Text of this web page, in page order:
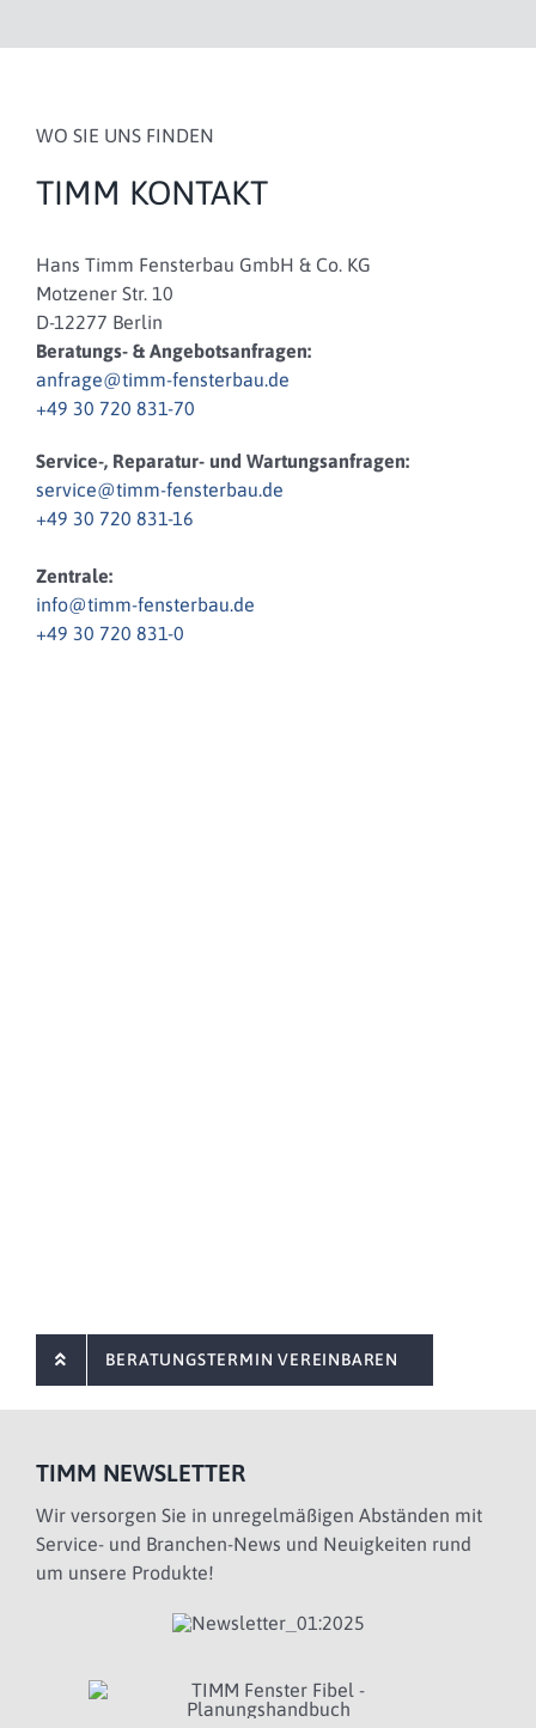
WO SIE UNS FINDEN
TIMM KONTAKT
Hans Timm Fensterbau GmbH & Co. KG
Motzener Str. 10
D-12277 Berlin
Beratungs- & Angebotsanfragen:
anfrage@timm-fensterbau.de
+49 30 720 831-70
Service-, Reparatur- und Wartungsanfragen:
service@timm-fensterbau.de
+49 30 720 831-16
Zentrale:
info@timm-fensterbau.de
+49 30 720 831-0
BERATUNGSTERMIN VEREINBAREN
TIMM NEWSLETTER
Wir versorgen Sie in unregelmäßigen Abständen mit
Service- und Branchen-News und Neuigkeiten rund
um unsere Produkte!